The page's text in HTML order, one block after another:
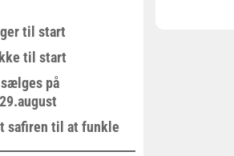
til start
til start
på
safiren til at funkle